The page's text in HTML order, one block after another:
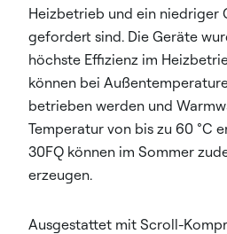
Heizbetrieb und ein niedriger
gefordert sind. Die Geräte
höchste Effizienz im
können bei
betrieben werden und
Temperatur von bis zu 60 °C
30FQ können im Sommer
erzeugen.
Ausgestattet mit Scroll-